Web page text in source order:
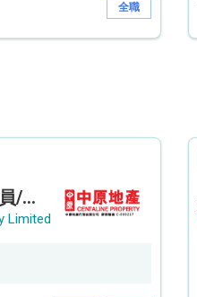
全職
全職/兼職持牌營業員/持牌地產代理 (貝沙灣/薄扶林/山頂南)
Limited